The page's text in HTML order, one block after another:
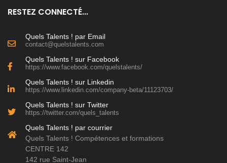
RESTEZ CONNECTÉ...
Quels Talents ! par Email
contact@quelstalents.com
Quels Talents ! sur Facebook
https://www.facebook.com/quelstalents/
Quels Talents ! sur Linkedin
https://www.linkedin.com/company-beta/11123703/
Quels Talents ! sur Twitter
https://twitter.com/quels_talents
Quels Talents ! par courrier
Quels Talents ! Compétences et formations
CENTRE 142
142 rue Saint-Jean